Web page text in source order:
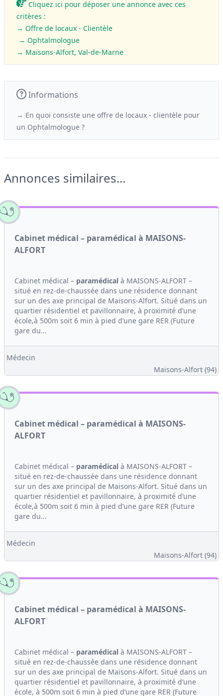
Cliquez ici pour déposer une annonce avec ces
critères :
→ Offre de locaux - Clientèle
→ Ophtalmologue
→ Maisons-Alfort, Val-de-Marne
Informations
→ En quoi consiste une offre de locaux - clientèle pour
un Ophtalmologue ?
Annonces similaires...
Cabinet médical – paramédical à MAISONS-
ALFORT
Cabinet médical – paramédical à MAISONS-ALFORT –
situé en rez-de-chaussée dans une résidence donnant
sur un des axe principal de Maisons-Alfort. Situé dans un
quartier résidentiel et pavillonnaire, à proximité d’une
école,à 500m soit 6 min à pied d’une gare RER (Future
gare du...
Médecin
Maisons-Alfort (94)
Cabinet médical – paramédical à MAISONS-
ALFORT
Cabinet médical – paramédical à MAISONS-ALFORT –
situé en rez-de-chaussée dans une résidence donnant
sur un des axe principal de Maisons-Alfort. Situé dans un
quartier résidentiel et pavillonnaire, à proximité d’une
école,à 500m soit 6 min à pied d’une gare RER (Future
gare du...
Médecin
Maisons-Alfort (94)
Cabinet médical – paramédical à MAISONS-
ALFORT
Cabinet médical – paramédical à MAISONS-ALFORT –
situé en rez-de-chaussée dans une résidence donnant
sur un des axe principal de Maisons-Alfort. Situé dans un
quartier résidentiel et pavillonnaire, à proximité d’une
école, à 500m soit 6 min à pied d’une gare RER (Future